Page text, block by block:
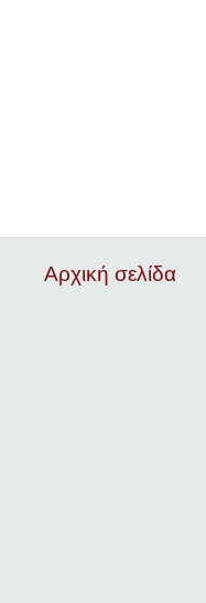
Αρχική σελίδα